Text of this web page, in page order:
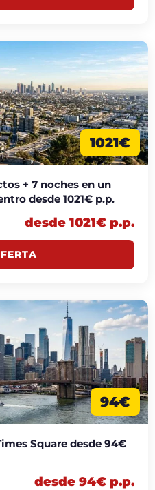
1021€
+ 7 noches en un
desde 1021€ p.p.
desde 1021€ p.p.
94€
Square desde 94€
desde 94€ p.p.